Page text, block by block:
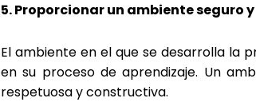
5. Proporcionar un ambiente seguro
El ambiente en el que se desarrolla la
en su proceso de aprendizaje. Un
respetuosa y constructiva.